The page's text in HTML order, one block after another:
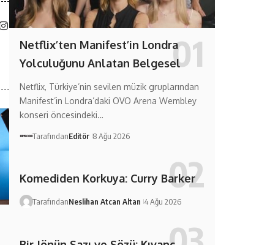
Netflix’ten Manifest’in Londra
Yolculuğunu Anlatan Belgesel
Netflix, Türkiye’nin sevilen müzik gruplarından
Manifest’in Londra’daki OVO Arena Wembley
konseri öncesindeki…
TarafındanEditör 8 Ağu 2026
Komediden Korkuya: Curry Barker
TarafındanNeslihan Atcan Altan 4 Ağu 2026